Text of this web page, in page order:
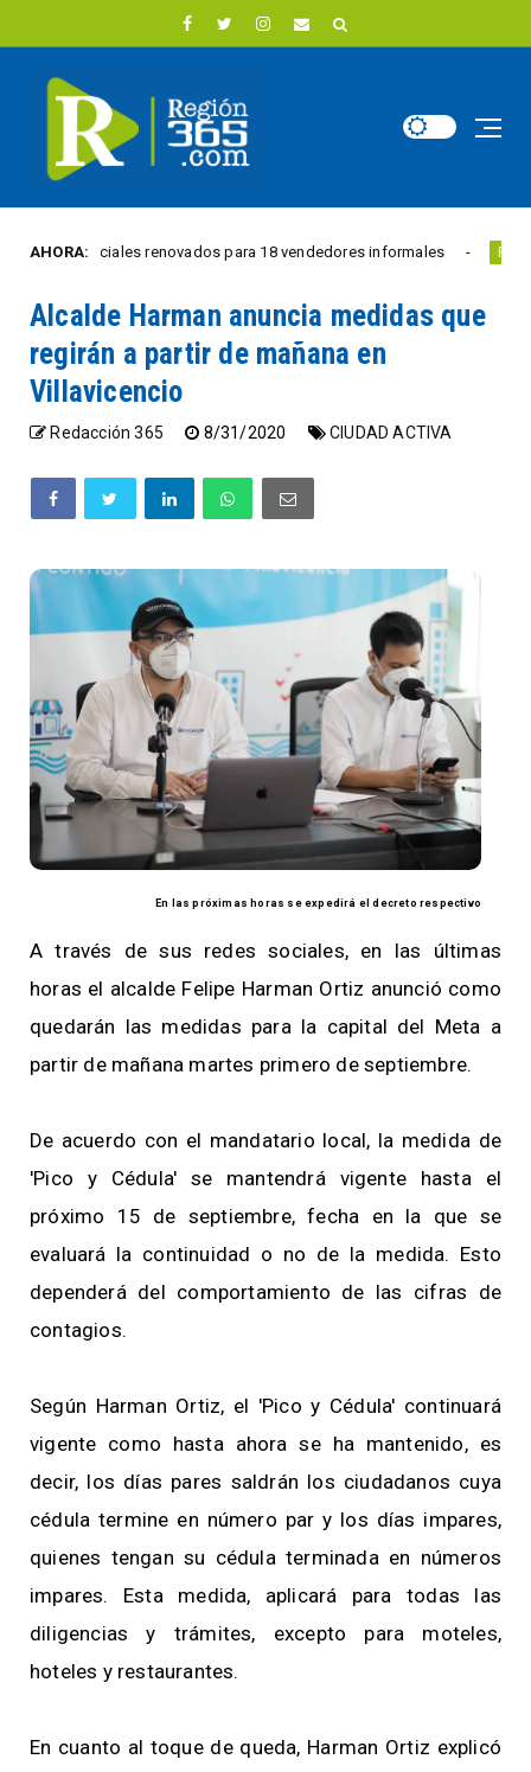
AHORA:renovados para 18 vendedores informales REGIÓN
Alcalde Harman anuncia medidas que
regirán a partir de mañana en
Villavicencio
Redacción 365 8/31/2020 CIUDAD ACTIVA
En las próximas horas se expedirá el decreto respectivo
A través de sus redes sociales, en las últimas
horas el alcalde Felipe Harman Ortiz anunció como
quedarán las medidas para la capital del Meta a
partir de mañana martes primero de septiembre.
De acuerdo con el mandatario local, la medida de
'Pico y Cédula' se mantendrá vigente hasta el
próximo 15 de septiembre, fecha en la que se
evaluará la continuidad o no de la medida. Esto
dependerá del comportamiento de las cifras de
contagios.
Según Harman Ortiz, el 'Pico y Cédula' continuará
vigente como hasta ahora se ha mantenido, es
decir, los días pares saldrán los ciudadanos cuya
cédula termine en número par y los días impares,
quienes tengan su cédula terminada en números
impares. Esta medida, aplicará para todas las
diligencias y trámites, excepto para moteles,
hoteles y restaurantes.
En cuanto al toque de queda, Harman Ortiz explicó